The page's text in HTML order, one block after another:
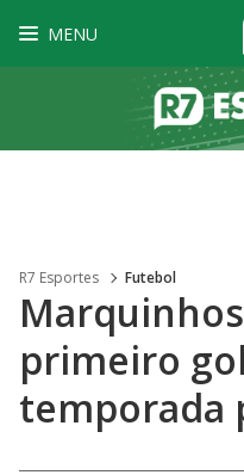
MENU
R7 Esportes Futebol
primeiro
temporada